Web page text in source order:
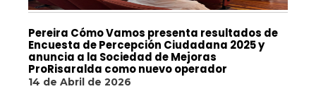
Pereira Cómo Vamos presenta resultados de
Encuesta de Percepción Ciudadana 2025 y
anuncia a la Sociedad de Mejoras
ProRisaralda como nuevo operador
14 de Abril de 2026